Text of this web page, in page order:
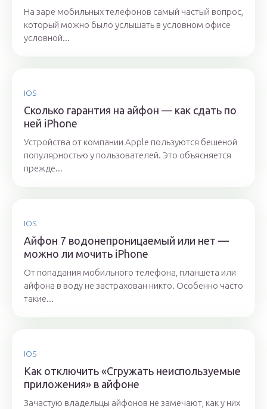
На заре мобильных телефонов самый частый вопрос,
который можно было услышать в условном офисе
условной...
IOS
Сколько гарантия на айфон — как сдать по
ней iPhone
Устройства от компании Apple пользуются бешеной
популярностью у пользователей. Это объясняется
прежде...
IOS
Айфон 7 водонепроницаемый или нет —
можно ли мочить iPhone
От попадания мобильного телефона, планшета или
айфона в воду не застрахован никто. Особенно часто
такие...
IOS
Как отключить «Сгружать неиспользуемые
приложения» в айфоне
Зачастую владельцы айфонов не замечают, как у них